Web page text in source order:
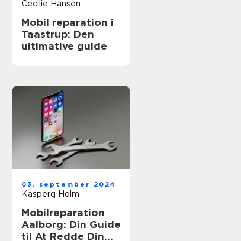
Cecilie Hansen
Mobil reparation i
Taastrup: Den
ultimative guide
03. september 2024
Kasperq Holm
Mobilreparation
Aalborg: Din Guide
til At Redde Din